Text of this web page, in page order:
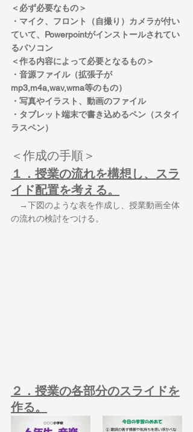
＜必ず必要なもの＞
・マイク、フロント（自撮り）カメラが付い
ていて、Powerpointがインストールされてい
るパソコン
＜作る内容によって必要となるもの＞
・音源ファイル（拡張子が
mp3,m4a,wav,wma等のもの）
・写真やイラスト、動画のファイル
・タブレット端末で書き込めるペン（スタイ
ラスペン）
＜作成の手順＞
１．授業の流れを構想し、スラ
イド配置を考える。
→下図のような表を作成し、授業動画全体
の流れの検討をつける。
２．授業の各部分のスライドを
作る。